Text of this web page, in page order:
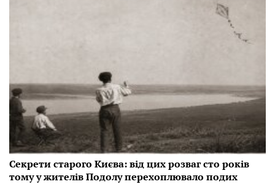
Секрети старого Києва: від цих розваг сто років
тому у жителів Подолу перехоплювало подих